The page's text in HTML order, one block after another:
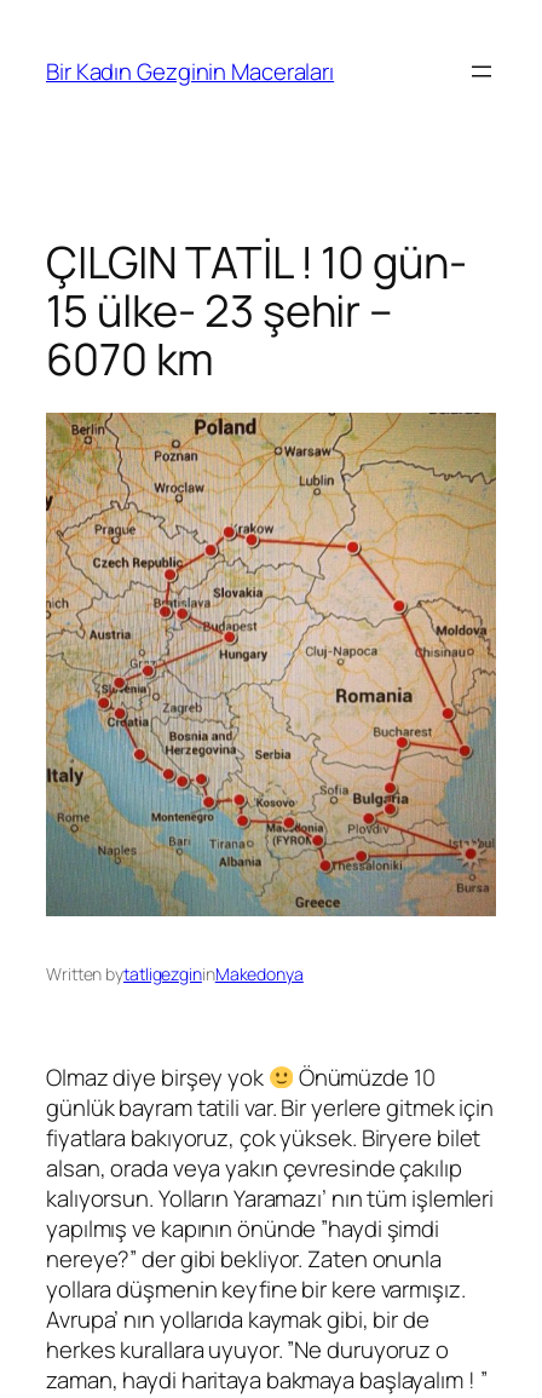
Bir Kadın Gezginin Maceraları
ÇILGIN TATİL ! 10 gün-
15 ülke- 23 şehir –
6070 km
Written bytatligezgininMakedonya
Olmaz diye birşey yok
Önümüzde 10
günlük bayram tatili var. Bir yerlere gitmek için
fiyatlara bakıyoruz, çok yüksek. Biryere bilet
alsan, orada veya yakın çevresinde çakılıp
kalıyorsun. Yolların Yaramazı’ nın tüm işlemleri
yapılmış ve kapının önünde ”haydi şimdi
nereye?” der gibi bekliyor. Zaten onunla
yollara düşmenin keyfine bir kere varmışız.
Avrupa’ nın yollarıda kaymak gibi, bir de
herkes kurallara uyuyor. ”Ne duruyoruz o
zaman, haydi haritaya bakmaya başlayalım ! ”